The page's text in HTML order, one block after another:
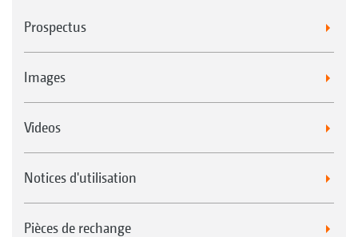
Prospectus
Images
Videos
Notices d'utilisation
Pièces de rechange